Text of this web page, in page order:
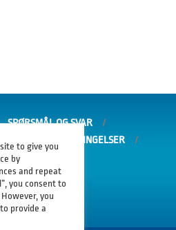
SPØRSMÅL OG SVAR
SALGSBETINGELSER
to give you
by
and repeat
you consent to
you
provide a